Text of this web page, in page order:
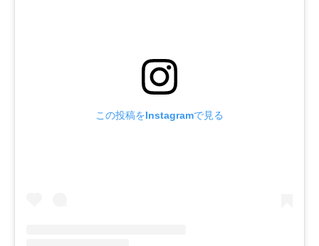
この投稿をInstagramで見る